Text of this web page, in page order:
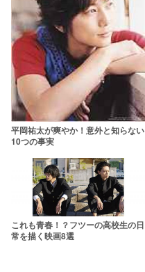
平岡祐太が爽やか！意外と知らない
10つの事実
これも青春！？フツーの高校生の日
常を描く映画8選